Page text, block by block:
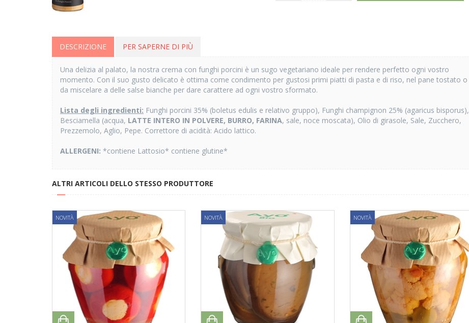
DESCRIZIONE PER SAPERNE DI PIÙ
Una delizia al palato, la nostra crema con funghi porcini è un sugo vegetariano ideale per rendere perfetto ogni vostro
momento. Con il suo gusto delicato è ottima come condimento per gustosi primi piatti di pasta e di riso, nel pane tostato o
da miscelare a delle salse bianche per dare carattere ad ogni vostro sformato.
Lista degli ingredienti: Funghi porcini 35% (boletus edulis e relativo gruppo), Funghi champignon 25% (agaricus bisporus),
Besciamella (acqua, LATTE INTERO IN POLVERE, BURRO, FARINA, sale, noce moscata), Olio di girasole, Sale, Zucchero,
Prezzemolo, Aglio, Pepe. Correttore di acidità: Acido lattico.
ALLERGENI: *contiene Lattosio* contiene glutine*
ALTRI ARTICOLI DELLO STESSO PRODUTTORE
NOVITÀ NOVITÀ NOVITÀ